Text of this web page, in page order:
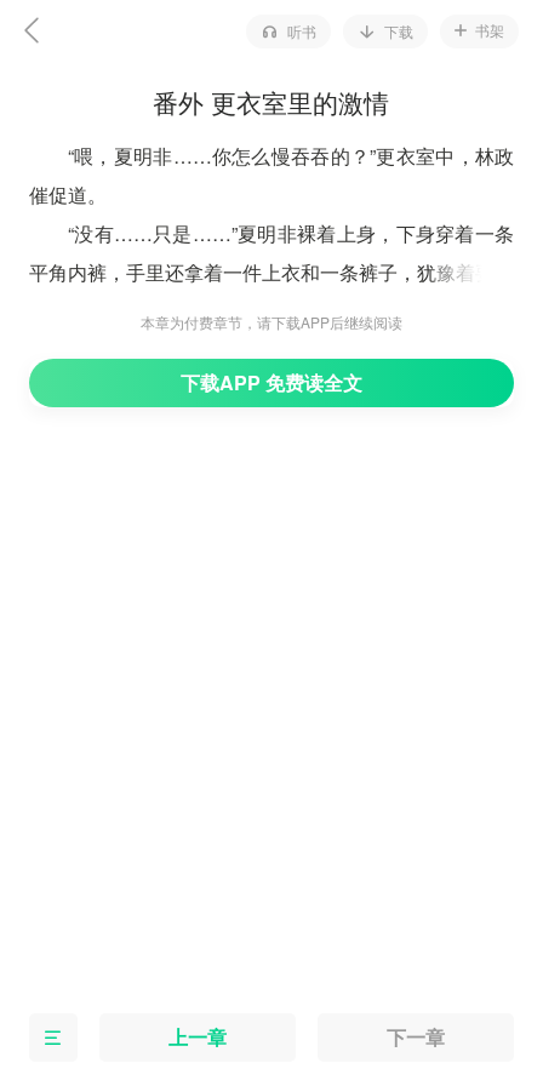
听书 下载 书架
番外 更衣室里的激情
“喂，夏明非……你怎么慢吞吞的？”更衣室中，林政
催促道。
“没有……只是……”夏明非裸着上身，下身穿着一条
平角内裤，手里还拿着一件上衣和一条裤子，犹豫着要不
出去玩，好么？虽然，我蛮喜欢去看电影，约会的。”明
本章为付费章节，请下载APP后继续阅读
下载APP 免费读全文
上一章 下一章